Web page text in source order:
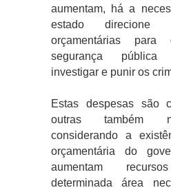
aumentam, há a
estado direcione
orçamentárias
segurança pública
investigar e punir os
Estas despesas são
outras também
considerando a
orçamentária do
aumentam
determinada área